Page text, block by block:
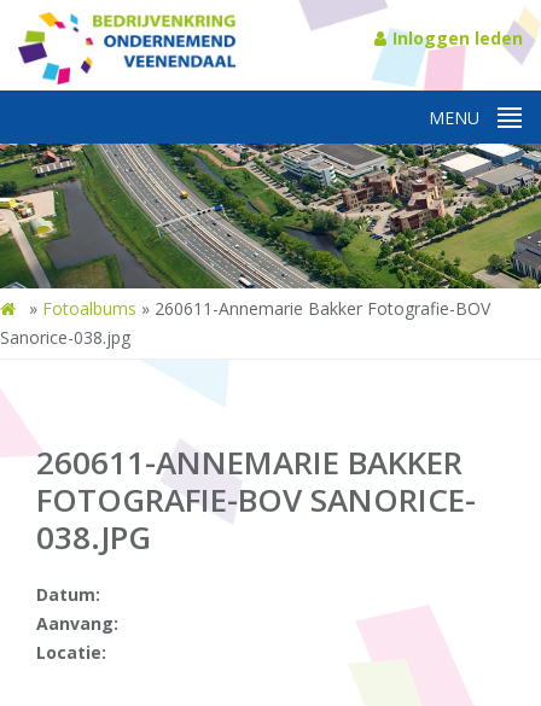
Inloggen leden
» Fotoalbums » 260611-Annemarie Bakker Fotografie-BOV
Sanorice-038.jpg
260611-ANNEMARIE BAKKER
FOTOGRAFIE-BOV SANORICE-
038.JPG
Datum:
Aanvang:
Locatie: